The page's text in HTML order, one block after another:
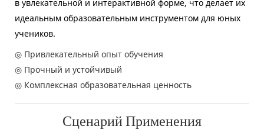
в увлекательной и интерактивной форме, что делает их
идеальным образовательным инструментом для юных
учеников.
◎ Привлекательный опыт обучения
◎ Прочный и устойчивый
◎ Комплексная образовательная ценность
Сценарий Применения